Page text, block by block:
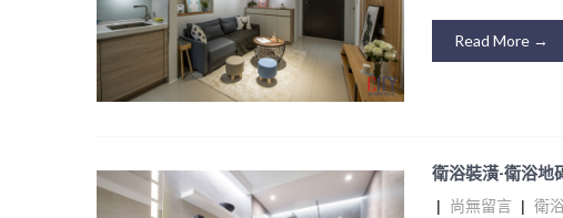
Read More →
衛浴裝潢-衛浴地
| 尚無留言 | 衛